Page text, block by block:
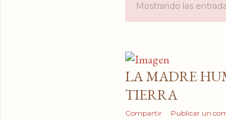
E
t
r
a
Mostrando las
LA MADRE
TIERRA
Compartir Publicar un